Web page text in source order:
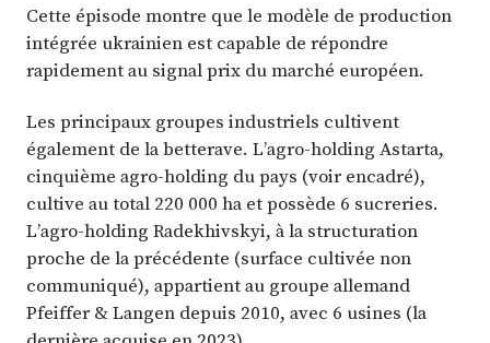
Cette épisode montre que le modèle de production
intégrée ukrainien est capable de répondre
rapidement au signal prix du marché européen.
Les principaux groupes industriels cultivent
également de la betterave. L’agro-holding Astarta,
cinquième agro-holding du pays (voir encadré),
cultive au total 220 000 ha et possède 6 sucreries.
L’agro-holding Radekhivskyi, à la structuration
proche de la précédente (surface cultivée non
communiqué), appartient au groupe allemand
Pfeiffer & Langen depuis 2010, avec 6 usines (la